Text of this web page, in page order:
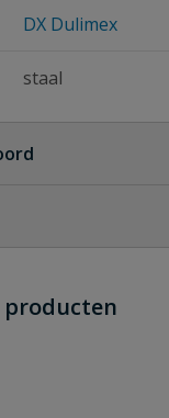
DX Dulimex
staal
beoordeling
producten